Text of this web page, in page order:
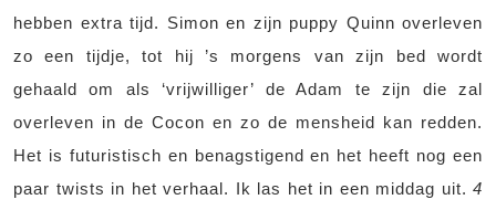
hebben extra tijd. Simon en zijn puppy Quinn overleven
zo een tijdje, tot hij ’s morgens van zijn bed wordt
gehaald om als ‘vrijwilliger’ de Adam te zijn die zal
overleven in de Cocon en zo de mensheid kan redden.
Het is futuristisch en benagstigend en het heeft nog een
paar twists in het verhaal. Ik las het in een middag uit. 4